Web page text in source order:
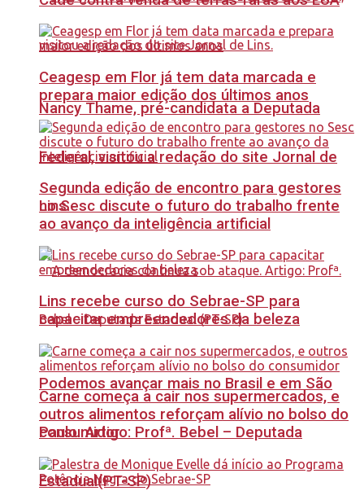
Nancy Thame, pré-candidata a Deputada
Federal, visitou a redação do site Jornal de
Lins.
Podemos avançar mais no Brasil e em São
Paulo. Artigo: Profª. Bebel – Deputada
Estadual(PT-SP)
Ceagesp em Flor já tem data marcada e
prepara maior edição dos últimos anos
Segunda edição de encontro para gestores
no Sesc discute o futuro do trabalho frente
ao avanço da inteligência artificial
Lins recebe curso do Sebrae-SP para
capacitar empreendedores da beleza
Carne começa a cair nos supermercados, e
outros alimentos reforçam alívio no bolso do
consumidor